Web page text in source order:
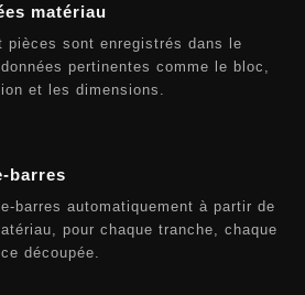
matériau
pièces sont enregistrés dans le
pertinentes comme le bloc,
et les dimensions.
barres
barres automatiquement à partir de
pour chaque tranche, chaque
découpée.